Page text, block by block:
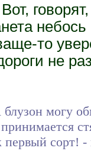
то
не
могу
первый сорт!